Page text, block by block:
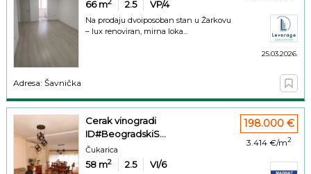
66m2 2.5 VP/4
Na prodaju dvoiposoban stan u Žarkovu
– lux renoviran, mirna loka...
25.03.2026.
Adresa: Šavnička
Cerak vinogradi
ID#BeogradskiS...
Čukarica
58 m2 2.5 VI/6
198.000 €
3.414 €/m2